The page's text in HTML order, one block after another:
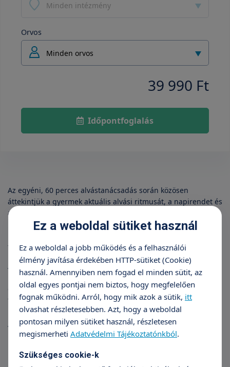
Minden intézmény
Orvos
Minden orvos
39 990 Ft
Időpontfoglalás
Az egyéni, 60 perces alvástanácsadás során közösen
áttekintjük a gyermek aktuális alvási ritmusát, a napirendet és
az alvási körülményeket. Ezek alapján személyre szabott
megoldási javaslatokat beszélünk át, amelyek teljes
temperamentumához és a család saját ritmusához.
A tanácsadás célja, hogy segítsen kiegyensúlyozottabbá és
kiszámíthatóbbá tenni a mindennapokat. Módszereim
gyengédek, fokozatosak, és nem alkalmazok sírni hagyós
technikákat.
Amire a konzultáció során
részletesen kitérünk:
Jó alvási szokások kialakítása
Ez a weboldal sütiket használ
Ez a weboldal a jobb működés és a felhasználói
élmény javítása érdekében HTTP-sütiket (Cookie)
használ. Amennyiben nem fogad el minden sütit, az
oldal egyes pontjai nem biztos, hogy megfelelően
fognak működni. Arról, hogy mik azok a sütik, itt
olvashat részletesebben. Azt, hogy a weboldal
pontosan milyen sütiket használ, részletesen
megismerheti Adatvédelmi Tájékoztatónkból.
Szükséges cookie-k